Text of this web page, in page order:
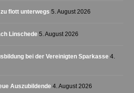
flott unterwegs 5. August 2026
Linschede 5. August 2026
bei der Vereinigten Sparkasse 4.
Auszubildende 4. August 2026